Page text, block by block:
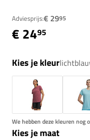
Adviesprijs:€ 2995
€ 2495
Kies je kleur
We hebben deze kleuren nog
Kies je maat